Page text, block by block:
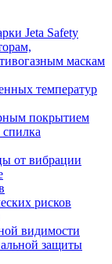
Jeta Safety
маскам
температур
покрытием
от вибрации
рисков
видимости
защиты